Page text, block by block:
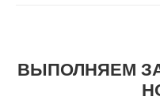
ЗАТОЧКА
ВЫПОЛНЯЕМ